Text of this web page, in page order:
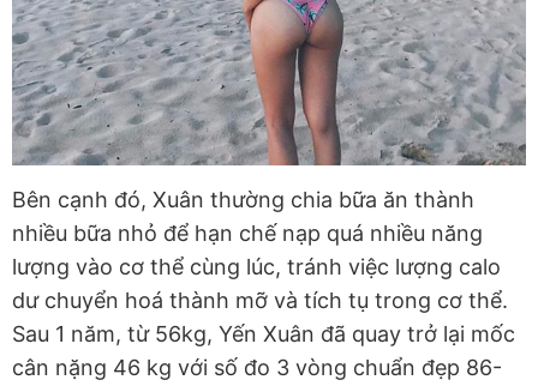
Bên cạnh đó, Xuân thường chia bữa ăn thành
nhiều bữa nhỏ để hạn chế nạp quá nhiều năng
lượng vào cơ thể cùng lúc, tránh việc lượng calo
dư chuyển hoá thành mỡ và tích tụ trong cơ thể.
Sau 1 năm, từ 56kg, Yến Xuân đã quay trở lại mốc
cân nặng 46 kg với số đo 3 vòng chuẩn đẹp 86-